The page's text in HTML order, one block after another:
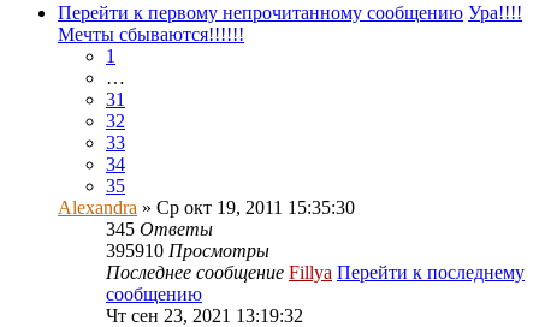
Перейти к первому непрочитанному сообщению Ура!!!!
Мечты сбываются!!!!!!
1
…
31
32
33
34
35
Alexandra » Ср окт 19, 2011 15:35:30
345 Ответы
395910 Просмотры
Последнее сообщение Fillya Перейти к последнему
сообщению
Чт сен 23, 2021 13:19:32